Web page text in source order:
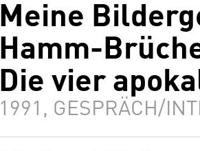
Meine
Hamm-
Die vier
1991, GESPRÄCH/